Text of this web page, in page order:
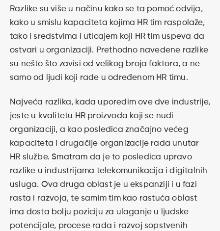
Razlike su više u načinu kako se ta pomoć odvija,
kako u smislu kapaciteta kojima HR tim raspolaže,
tako i sredstvima i uticajem koji HR tim uspeva da
ostvari u organizaciji. Prethodno navedene razlike
su nešto što zavisi od velikog broja faktora, a ne
samo od ljudi koji rade u određenom HR timu.
Najveća razlika, kada uporedim ove dve industrije,
jeste u kvalitetu HR proizvoda koji se nudi
organizaciji, a kao posledica značajno većeg
kapaciteta i drugačije organizacije rada unutar
HR službe. Smatram da je to posledica upravo
razlike u industrijama telekomunikacija i digitalnih
usluga. Ova druga oblast je u ekspanziji i u fazi
rasta i razvoja, te samim tim kao rastuća oblast
ima dosta bolju poziciju za ulaganje u ljudske
potencijale, procese rada i razvoj sopstvenih